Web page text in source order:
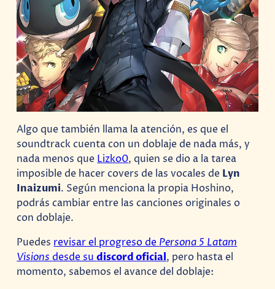
Algo que también llama la atención, es que el
soundtrack cuenta con un doblaje de nada más, y
nada menos que Lizko0, quien se dio a la tarea
imposible de hacer covers de las vocales de Lyn
Inaizumi. Según menciona la propia Hoshino,
podrás cambiar entre las canciones originales o
con doblaje.
Puedes revisar el progreso de Persona 5 Latam
Visionsdesde sudiscord oficial, pero hasta el
momento, sabemos el avance del doblaje: